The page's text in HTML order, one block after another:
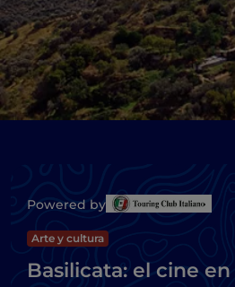
Powered by
Arte y cultura
Basilicata: el cine